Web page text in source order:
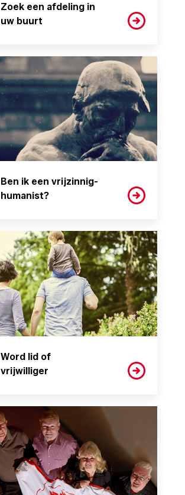
Zoek een afdeling in
uw buurt
Ben ik een vrijzinnig-
humanist?
Word lid of
vrijwilliger